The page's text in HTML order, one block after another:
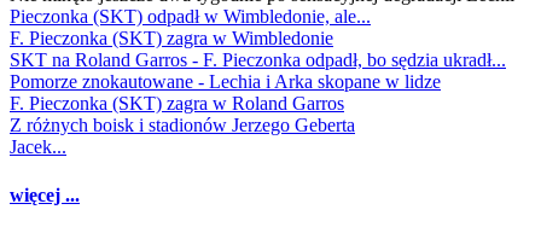
Pieczonka (SKT) odpadł w Wimbledonie, ale...
F. Pieczonka (SKT) zagra w Wimbledonie
SKT na Roland Garros - F. Pieczonka odpadł, bo sędzia ukradł...
Pomorze znokautowane - Lechia i Arka skopane w lidze
F. Pieczonka (SKT) zagra w Roland Garros
Z różnych boisk i stadionów Jerzego Geberta
Jacek...
więcej ...